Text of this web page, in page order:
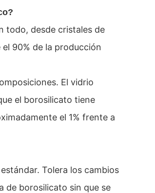
todo, desde cristales de
90% de la producción
El vidrio
el borosilicato tiene
el 1% frente a
Tolera los cambios
de borosilicato sin que se